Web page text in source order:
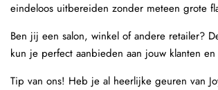
eindeloos uitbereiden zonder meteen grote
Ben jij een salon, winkel of andere retailer?
kun je perfect aanbieden aan jouw klanten
Tip van ons! Heb je al heerlijke geuren van